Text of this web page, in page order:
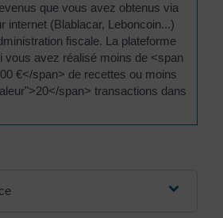
que vous avez obtenus via
internet (Blablacar, Leboncoin...)
fiscale. La plateforme
vous avez réalisé moins de <span
€</span> de recettes ou moins
span> transactions dans